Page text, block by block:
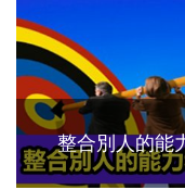
整合別人的能